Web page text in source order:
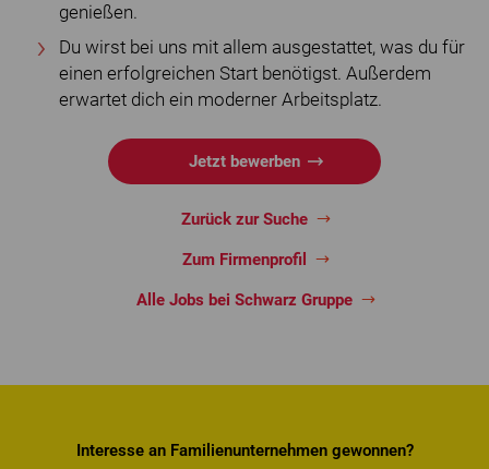
genießen.
Du wirst bei uns mit allem ausgestattet, was du für
einen erfolgreichen Start benötigst. Außerdem
erwartet dich ein moderner Arbeitsplatz.
Jetzt bewerben
Zurück zur Suche
Zum Firmenprofil
Alle Jobs bei Schwarz Gruppe
Interesse an Familienunternehmen gewonnen?